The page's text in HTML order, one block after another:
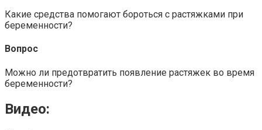
Какие средства помогают бороться с растяжками при
беременности?
Вопрос
Можно ли предотвратить появление растяжек во время
беременности?
Видео: